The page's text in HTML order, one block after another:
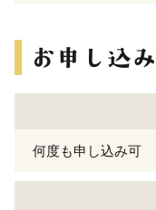
何度も申し込み可